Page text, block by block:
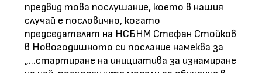
предвид това послушание, което в нашия
случай е пословично, когато
председателят на НСБНМ Стефан Стойков
в Новогодишното си послание намеква за
„...стартиране на инициатива за изнамиране